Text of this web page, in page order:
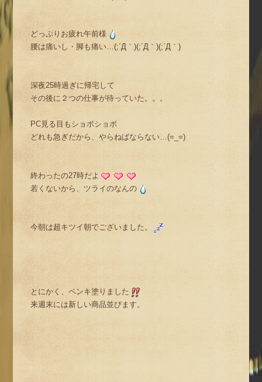
どっぷりお疲れ午前様
腰は痛いし・脚も痛い…(;´Д｀)(;´Д｀)(;´Д｀)
深夜25時過ぎに帰宅して
その後に２つの仕事が待っていた。。。
PC見る目もショボショボ
どれも急ぎだから、やらねばならない…(=_=)
終わったの27時だよ
若くないから、ツライのなんの
今朝は超キツイ朝でございました。
とにかく、ペンキ塗りました
来週末には新しい商品並びます。